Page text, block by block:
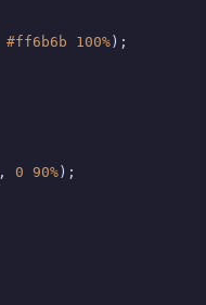
#ff6b6b 100% );
, 0 90% );